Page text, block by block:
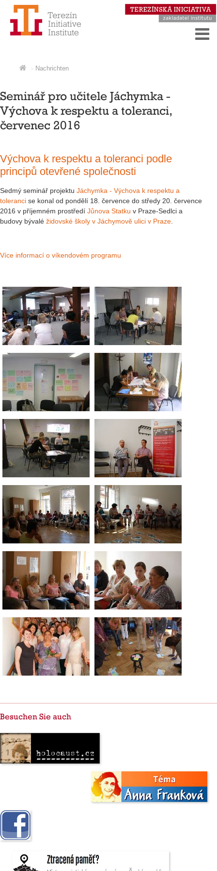
Nachrichten
Seminář pro učitele Jáchymka -
Výchova k respektu a toleranci,
červenec 2016
Výchova k respektu a toleranci podle
principů otevřené společnosti
Sedmý seminář projektu Jáchymka - Výchova k respektu a
toleranci se konal od pondělí 18. července do středy 20. července
2016 v příjemném prostředí Jůnova Statku v Praze-Sedlci a
budovy bývalé židovské školy v Jáchymově ulici v Praze
Více informací o víkendovém programu
Besuchen Sie auch